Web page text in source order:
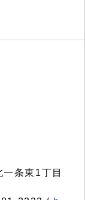
条東1丁目